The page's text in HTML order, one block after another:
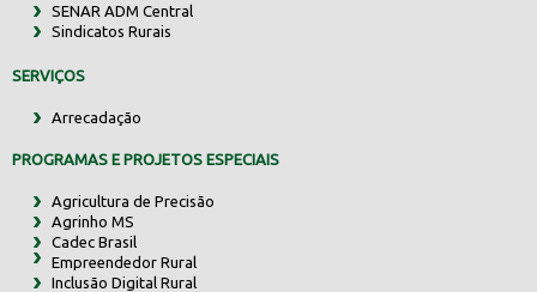
SENAR ADM Central
Sindicatos Rurais
SERVIÇOS
Arrecadação
PROGRAMAS E PROJETOS ESPECIAIS
Agricultura de Precisão
Agrinho MS
Cadec Brasil
Empreendedor Rural
Inclusão Digital Rural